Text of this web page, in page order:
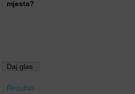
mjesta?
Rezultati